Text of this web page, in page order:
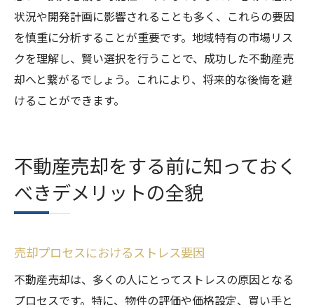
状況や開発計画に影響されることも多く、これらの要因
を慎重に分析することが重要です。地域特有の市場リス
クを理解し、賢い選択を行うことで、成功した不動産売
却へと繋がるでしょう。これにより、将来的な後悔を避
けることができます。
不動産売却をする前に知っておく
べきデメリットの全貌
売却プロセスにおけるストレス要因
不動産売却は、多くの人にとってストレスの原因となる
プロセスです。特に、物件の評価や価格設定、買い手と